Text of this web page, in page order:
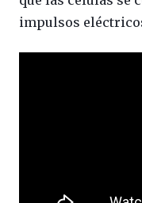
impulsos